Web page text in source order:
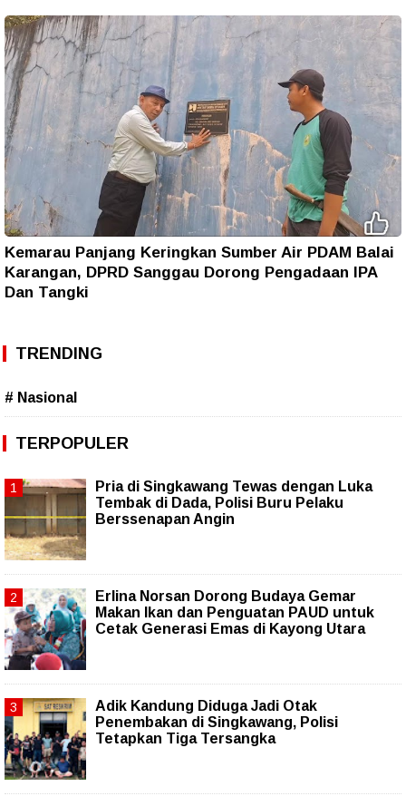
Kemarau Panjang Keringkan Sumber Air PDAM Balai
Karangan, DPRD Sanggau Dorong Pengadaan IPA
Dan Tangki
TRENDING
# Nasional
TERPOPULER
Pria di Singkawang Tewas dengan Luka
Tembak di Dada, Polisi Buru Pelaku
Berssenapan Angin
Erlina Norsan Dorong Budaya Gemar
Makan Ikan dan Penguatan PAUD untuk
Cetak Generasi Emas di Kayong Utara
Adik Kandung Diduga Jadi Otak
Penembakan di Singkawang, Polisi
Tetapkan Tiga Tersangka